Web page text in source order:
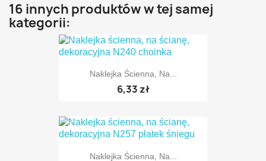
16 innych produktów w tej samej
kategorii:
Naklejka Ścienna, Na...
6,33 zł
Naklejka Ścienna, Na...